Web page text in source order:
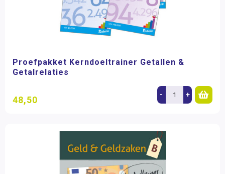
Proefpakket Kerndoeltrainer Getallen &
Getalrelaties
48,50 - +